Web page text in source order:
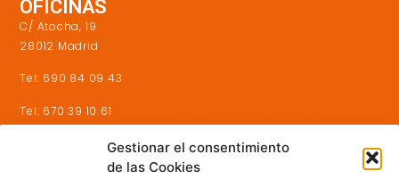
Gestionar el consentimiento
de las Cookies
OFICINAS
C/ Atocha, 19
28012 Madrid
Tel: 690 84 09 43
Tel: 670 39 10 61